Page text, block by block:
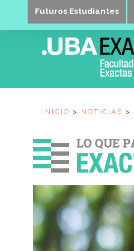
Futuros Estudiantes
INICIO > NOTICIAS >